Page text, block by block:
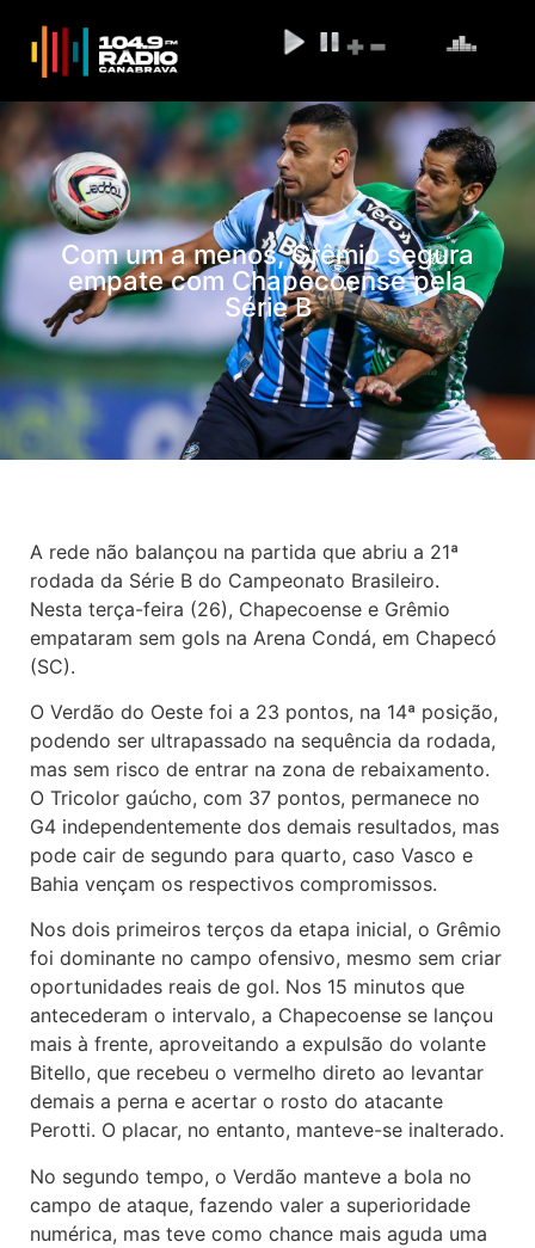
Com um a menos, Grêmio segura
empate com Chapecoense pela
Série B
A rede não balançou na partida que abriu a 21ª
rodada da Série B do Campeonato Brasileiro.
Nesta terça-feira (26), Chapecoense e Grêmio
empataram sem gols na Arena Condá, em Chapecó
(SC).
O Verdão do Oeste foi a 23 pontos, na 14ª posição,
podendo ser ultrapassado na sequência da rodada,
mas sem risco de entrar na zona de rebaixamento.
O Tricolor gaúcho, com 37 pontos, permanece no
G4 independentemente dos demais resultados, mas
pode cair de segundo para quarto, caso Vasco e
Bahia vençam os respectivos compromissos.
Nos dois primeiros terços da etapa inicial, o Grêmio
foi dominante no campo ofensivo, mesmo sem criar
oportunidades reais de gol. Nos 15 minutos que
antecederam o intervalo, a Chapecoense se lançou
mais à frente, aproveitando a expulsão do volante
Bitello, que recebeu o vermelho direto ao levantar
demais a perna e acertar o rosto do atacante
Perotti. O placar, no entanto, manteve-se inalterado.
No segundo tempo, o Verdão manteve a bola no
campo de ataque, fazendo valer a superioridade
numérica, mas teve como chance mais aguda uma